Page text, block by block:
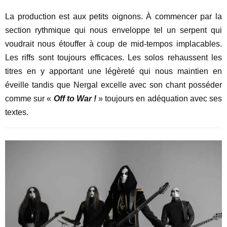
La production est aux petits oignons. À commencer par la
section rythmique qui nous enveloppe tel un serpent qui
voudrait nous étouffer à coup de mid-tempos implacables.
Les riffs sont toujours efficaces. Les solos rehaussent les
titres en y apportant une légèreté qui nous maintien en
éveille tandis que Nergal excelle avec son chant posséder
comme sur « Off to War ! » toujours en adéquation avec ses
textes.